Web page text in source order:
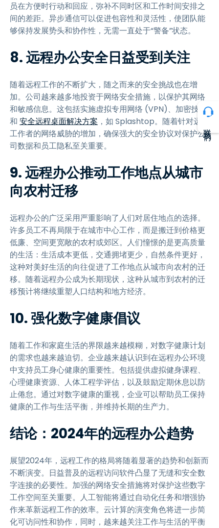
员在方便时行动和回应，弥补不同时区和工作时间安排之
间的差距。异步通信可以促进包容性和灵活性，使团队能
够保持发展势头和协作性，无需一直处于“警备”状态。
8. 远程办公安全日益受到关注
随着远程工作的不断扩大，随之而来的安全挑战也在增
加。公司越来越多地投资于网络安全措施，以保护其网络
和敏感信息。这包括实施虚拟专用网络 (VPN)、加密技术
和 安全远程桌面解决方案 ，如 Splashtop。随着针对远程
工作者的网络威胁的增加，确保强大的安全协议对保护公
司数据和员工隐私至关重要。
9. 远程办公推动工作地点从城市
向农村迁移
远程办公的广泛采用严重影响了人们对居住地点的选择。
许多员工不再局限于在城市中心工作，而是搬迁到价格更
低廉、空间更宽敞的农村或郊区。人们憧憬的是更高质量
的生活：生活成本更低，交通拥堵更少，自然条件更好，
这种对美好生活的向往促进了工作地点从城市向农村的迁
移。随着远程办公成为长期现状，这种从城市到农村的迁
移预计将继续重塑人口结构和地方经济。
10. 强化数字健康倡议
随着工作和家庭生活的界限越来越模糊，对数字健康计划
的需求也越来越迫切。企业越来越认识到在远程办公环境
中支持员工身心健康的重要性。包括提供虚拟健身课程、
心理健康资源、人体工程学评估，以及鼓励定期休息以防
止倦怠。通过对数字健康的重视，企业可以帮助员工保持
健康的工作与生活平衡，并维持长期的生产力。
结论：2024年的远程办公趋势
展望2024年，远程工作的格局将随着显著的趋势和创新而
不断演变。日益普及的远程访问软件凸显了无缝和安全数
字连接的必要性。加强的网络安全措施将对保护这些数字
工作空间至关重要。人工智能将通过自动化任务和增强协
作来革新远程工作的效率。云计算的演变角色将进一步简
化可访问性和协作，同时，越来越关注工作与生活的平衡